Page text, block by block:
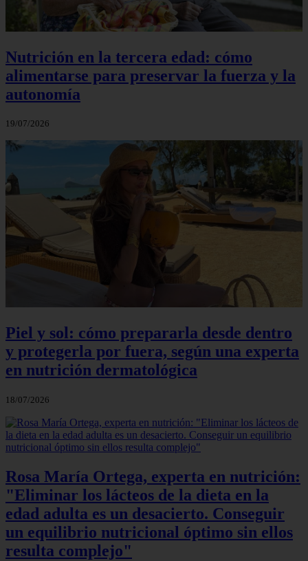
Nutrición en la tercera edad: cómo
alimentarse para preservar la fuerza y la
autonomía
19/07/2026
Piel y sol: cómo prepararla desde dentro
y protegerla por fuera, según una experta
en nutrición dermatológica
18/07/2026
Rosa María Ortega, experta en nutrición:
"Eliminar los lácteos de la dieta en la
edad adulta es un desacierto. Conseguir
un equilibrio nutricional óptimo sin ellos
resulta complejo"